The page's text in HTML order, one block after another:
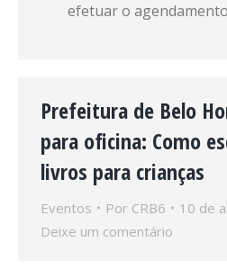
efetuar o
Prefeitura de Belo
para oficina: Como
livros para crianças
Eventos Por CRB6
10 de
Deixe um comentário